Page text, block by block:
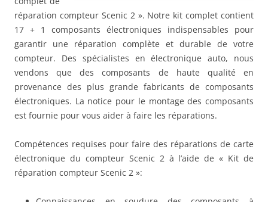
réparation compteur Scenic 2 ». Notre kit complet contient
17 + 1 composants électroniques indispensables pour
garantir une réparation complète et durable de votre
compteur. Des spécialistes en électronique auto, nous
vendons que des composants de haute qualité en
provenance des plus grande fabricants de composants
électroniques. La notice pour le montage des composants
est fournie pour vous aider à faire les réparations.
Compétences requises pour faire des réparations de carte
électronique du compteur Scenic 2 à l’aide de « Kit de
réparation compteur Scenic 2 »: